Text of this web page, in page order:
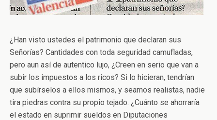
¿Han visto ustedes el patrimonio que declaran sus
Señorías? Cantidades con toda seguridad camufladas,
pero aun así de autentico lujo, ¿Creen en serio que van a
subir los impuestos a los ricos? Si lo hicieran, tendrían
que subírselos a ellos mismos, y seamos realistas, nadie
tira piedras contra su propio tejado. ¿Cuánto se ahorraría
el estado en suprimir sueldos en Diputaciones